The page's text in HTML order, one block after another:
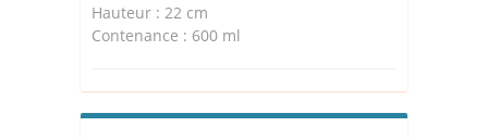
Hauteur : 22 cm
Contenance : 600 ml